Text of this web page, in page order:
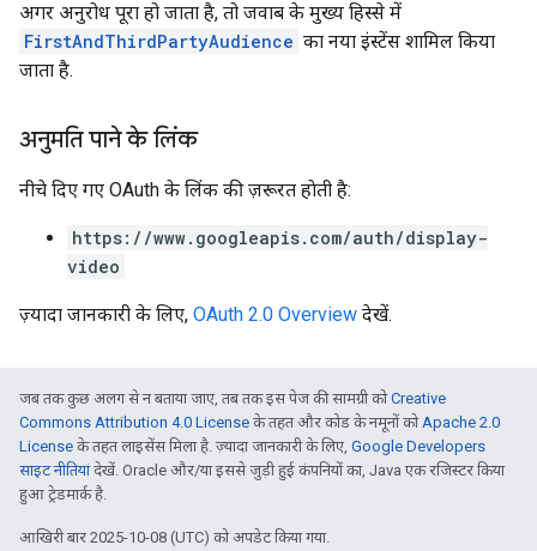
अगर अनुरोध पूरा हो जाता है, तो जवाब के मुख्य हिस्से में
FirstAndThirdPartyAudience का नया इंस्टेंस शामिल किया
जाता है.
अनुमति पाने के लिंक
नीचे दिए गए OAuth के लिंक की ज़रूरत हाेती है:
https://www.googleapis.com/auth/display-
video
ज़्यादा जानकारी के लिए, OAuth 2.0 Overview देखें.
जब तक कुछ अलग से न बताया जाए, तब तक इस पेज की सामग्री कोCreative
Commons Attribution 4.0 License के तहत और कोड के नमूनों कोApache 2.0
License के तहत लाइसेंस मिला है. ज़्यादा जानकारी के लिए, Google Developers
साइट नीतियांदेखें. Oracle और/या इससे जुड़ी हुई कंपनियों का, Java एक रजिस्टर किया
हुआ ट्रेडमार्क है.
आखिरी बार 2025-10-08 (UTC) को अपडेट किया गया.